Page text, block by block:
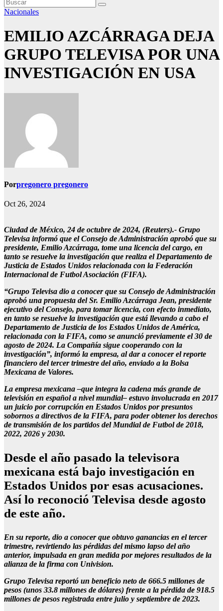
Nacionales
EMILIO AZCÁRRAGA DEJA
GRUPO TELEVISA POR UNA
INVESTIGACIÓN EN USA
Porpregonero pregonero
Oct 26, 2024
Ciudad de México, 24 de octubre de 2024, (Reuters).- Grupo
Televisa informó que el Consejo de Administración aprobó que su
presidente, Emilio Azcárraga, tome una licencia del cargo, en
tanto se resuelve la investigación que realiza el Departamento de
Justicia de Estados Unidos relacionada con la Federación
Internacional de Futbol Asociación (FIFA).
“Grupo Televisa dio a conocer que su Consejo de Administración
aprobó una propuesta del Sr. Emilio Azcárraga Jean, presidente
ejecutivo del Consejo, para tomar licencia, con efecto inmediato,
en tanto se resuelve la investigación que está llevando a cabo el
Departamento de Justicia de los Estados Unidos de América,
relacionada con la FIFA, como se anunció previamente el 30 de
agosto de 2024. La Compañía sigue cooperando con la
investigación”, informó la empresa, al dar a conocer el reporte
financiero del tercer trimestre del año, enviado a la Bolsa
Mexicana de Valores.
La empresa mexicana –que integra la cadena más grande de
televisión en español a nivel mundial– estuvo involucrada en 2017
un juicio por corrupción en Estados Unidos por presuntos
sobornos a directivos de la FIFA, para poder obtener los derechos
de transmisión de los partidos del Mundial de Futbol de 2018,
2022, 2026 y 2030.
Desde el año pasado la televisora
mexicana está bajo investigación en
Estados Unidos por esas acusaciones.
Así lo reconoció Televisa desde agosto
de este año.
En su reporte, dio a conocer que obtuvo ganancias en el tercer
trimestre, revirtiendo las pérdidas del mismo lapso del año
anterior, impulsada en gran medida por mejores resultados de la
alianza de la firma con Univision.
Grupo Televisa reportó un beneficio neto de 666.5 millones de
pesos (unos 33.8 millones de dólares) frente a la pérdida de 918.5
millones de pesos registrada entre julio y septiembre de 2023.